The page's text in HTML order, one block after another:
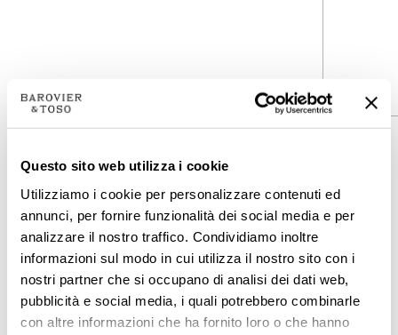
Questo sito web utilizza i cookie
Utilizziamo i cookie per personalizzare contenuti ed
annunci, per fornire funzionalità dei social media e per
analizzare il nostro traffico. Condividiamo inoltre
informazioni sul modo in cui utilizza il nostro sito con i
nostri partner che si occupano di analisi dei dati web,
pubblicità e social media, i quali potrebbero combinarle
con altre informazioni che ha fornito loro o che hanno
7501-00
Palmette
类型学
天花板灯
18cm
7inc
直径
7502-00
类型学
天花板灯
64 cm
25 ¼
直径